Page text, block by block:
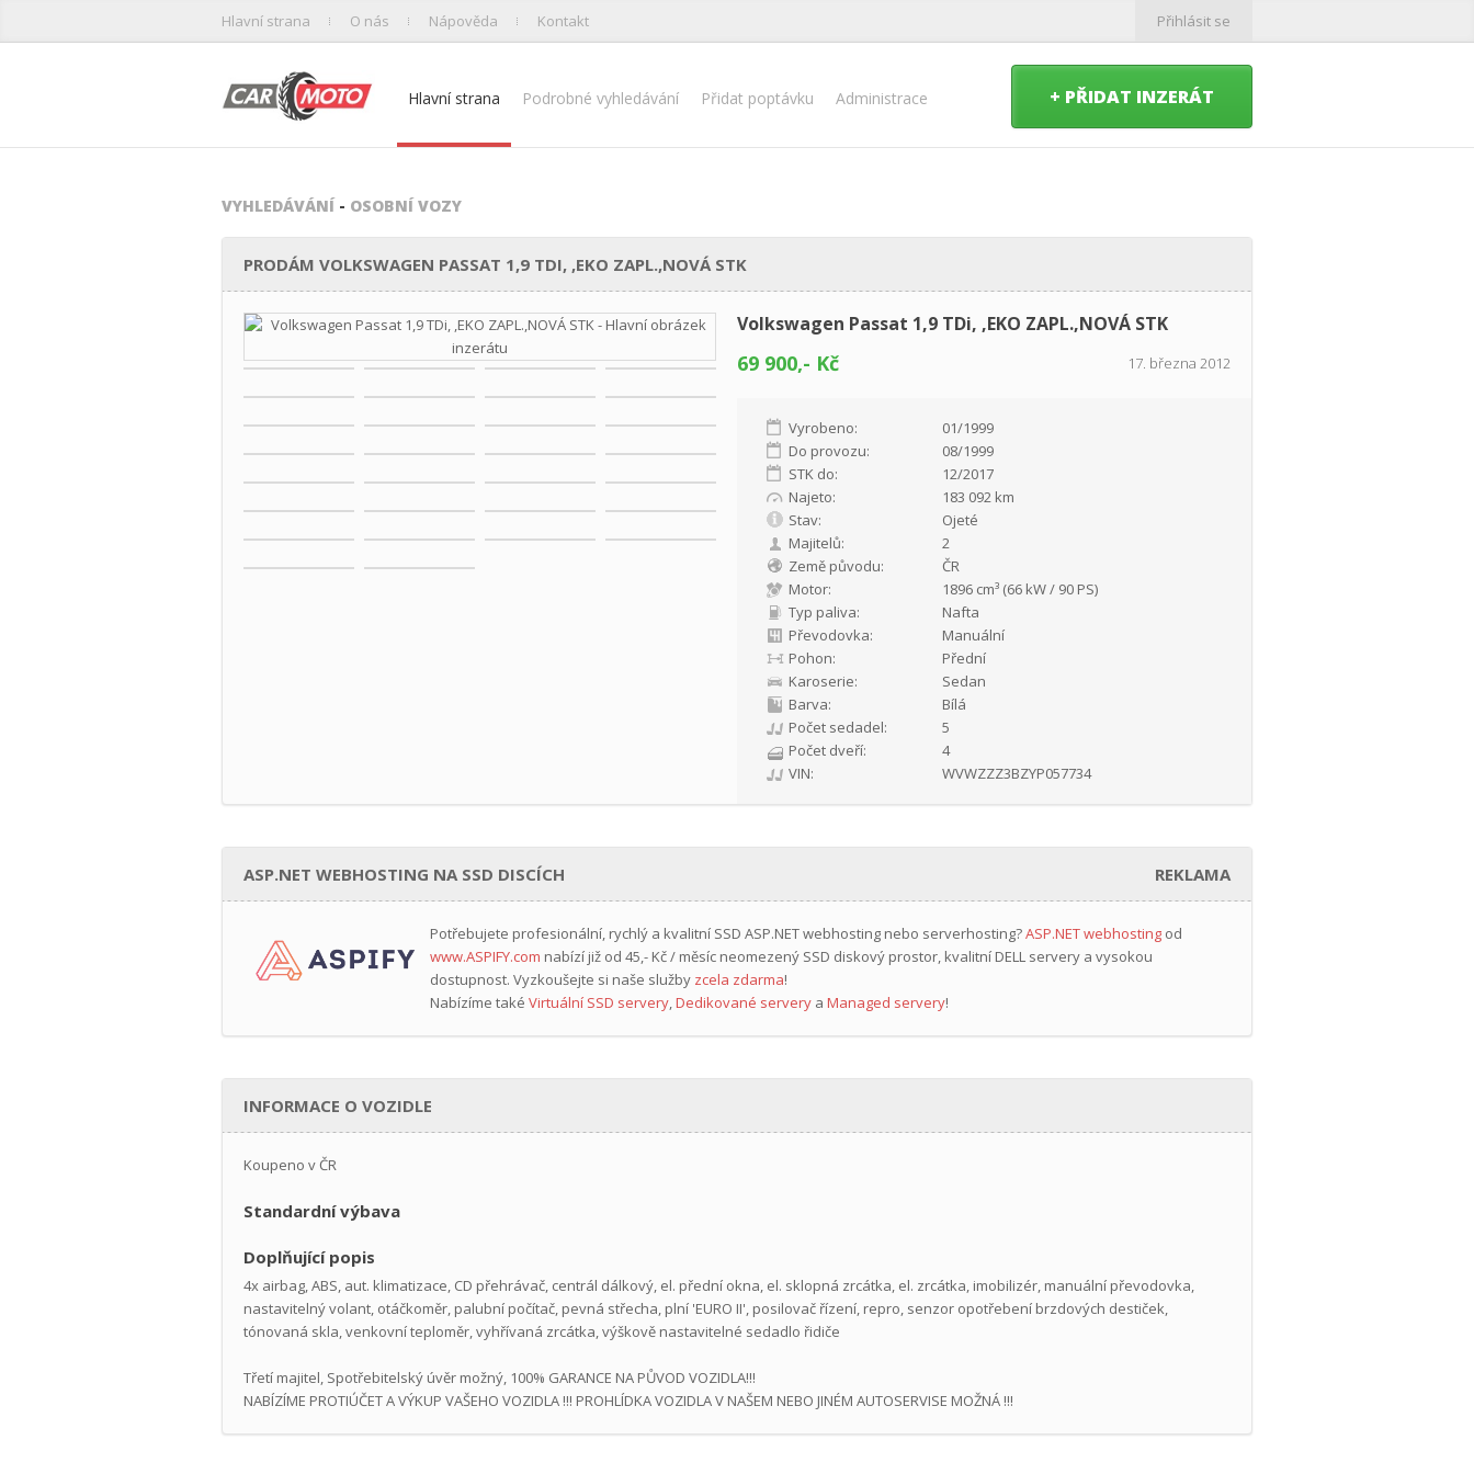
Hlavní strana O nás Nápověda Kontakt Přihlásit se
Hlavní strana Podrobné vyhledávání Přidat poptávku Administrace + PŘIDAT INZERÁT
VYHLEDÁVÁNÍ - OSOBNÍ VOZY
PRODÁM VOLKSWAGEN PASSAT 1,9 TDI, ,EKO ZAPL.,NOVÁ STK
Volkswagen Passat 1,9 TDi, ,EKO ZAPL.,NOVÁ STK
69 900,- Kč 17. března 2012
Vyrobeno:
01/1999
Do provozu:
08/1999
STK do:
12/2017
Najeto:
183 092 km
Stav:
Ojeté
Majitelů:
2
Země původu:
ČR
Motor:
1896 cm³ (66 kW / 90 PS)
Typ paliva:
Nafta
Převodovka:
Manuální
Pohon:
Přední
Karoserie:
Sedan
Barva:
Bílá
Počet sedadel:
5
Počet dveří:
4
VIN:
WVWZZZ3BZYP057734
ASP.NET WEBHOSTING NA SSD DISCÍCH REKLAMA
Potřebujete profesionální, rychlý a kvalitní SSD ASP.NET webhosting nebo serverhosting?ASP.NET webhosting od
www.ASPIFY.com nabízí již od 45,- Kč / měsíc neomezený SSD diskový prostor, kvalitní DELL servery a vysokou
dostupnost. Vyzkoušejte si naše služby zcela zdarma!
Nabízíme také Virtuální SSD servery,Dedikované servery a Managed servery!
INFORMACE O VOZIDLE
Koupeno v ČR
Standardní výbava
Doplňující popis
4x airbag, ABS, aut. klimatizace, CD přehrávač, centrál dálkový, el. přední okna, el. sklopná zrcátka, el. zrcátka, imobilizér, manuální převodovka,
nastavitelný volant, otáčkoměr, palubní počítač, pevná střecha, plní 'EURO II', posilovač řízení, repro, senzor opotřebení brzdových destiček,
tónovaná skla, venkovní teploměr, vyhřívaná zrcátka, výškově nastavitelné sedadlo řidiče
Třetí majitel, Spotřebitelský úvěr možný, 100% GARANCE NA PŮVOD VOZIDLA!!!
NABÍZÍME PROTIÚČET A VÝKUP VAŠEHO VOZIDLA !!! PROHLÍDKA VOZIDLA V NAŠEM NEBO JINÉM AUTOSERVISE MOŽNÁ !!!